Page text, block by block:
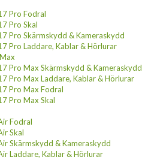
Pro Fodral
Pro Skal
Pro Skärmskydd & Kameraskydd
Pro Laddare, Kablar & Hörlurar
Pro Max Skärmskydd & Kameraskydd
Pro Max Laddare, Kablar & Hörlurar
Pro Max Fodral
Pro Max Skal
Fodral
Skal
Skärmskydd & Kameraskydd
Laddare, Kablar & Hörlurar